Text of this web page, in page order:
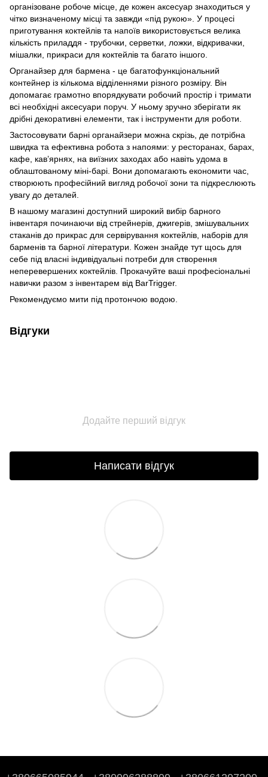
організоване робоче місце, де кожен аксесуар знаходиться у
чітко визначеному місці та завжди «під рукою». У процесі
приготування коктейлів та напоїв використовується велика
кількість приладдя - трубочки, серветки, ложки, відкривачки,
мішалки, прикраси для коктейлів та багато іншого.
Органайзер для бармена - це багатофункціональний
контейнер із кількома відділеннями різного розміру. Він
допомагає грамотно впорядкувати робочий простір і тримати
всі необхідні аксесуари поруч. У ньому зручно зберігати як
дрібні декоративні елементи, так і інструменти для роботи.
Застосовувати барні органайзери можна скрізь, де потрібна
швидка та ефективна робота з напоями: у ресторанах, барах,
кафе, кав’ярнях, на виїзних заходах або навіть удома в
облаштованому міні-барі. Вони допомагають економити час,
створюють професійний вигляд робочої зони та підкреслюють
увагу до деталей.
В нашому магазині доступний широкий вибір барного
інвентаря починаючи від стрейнерів, джигерів, змішувальних
стаканів до прикрас для сервірування коктейлів, наборів для
барменів та барної літератури. Кожен знайде тут щось для
себе під власні індивідуальні потреби для створення
неперевершених коктейлів. Прокачуйте ваші професіональні
навички разом з інвентарем від BarTrigger.
Рекомендуємо мити під протончою водою.
Відгуки
Додайте перший відгук
Написати відгук